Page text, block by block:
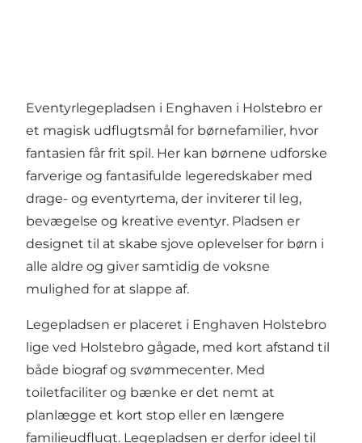
Eventyrlegepladsen i Enghaven i Holstebro er
et magisk udflugtsmål for børnefamilier, hvor
fantasien får frit spil. Her kan børnene udforske
farverige og fantasifulde legeredskaber med
drage- og eventyrtema, der inviterer til leg,
bevægelse og kreative eventyr. Pladsen er
designet til at skabe sjove oplevelser for børn i
alle aldre og giver samtidig de voksne
mulighed for at slappe af.
Legepladsen er placeret i Enghaven Holstebro
lige ved Holstebro gågade, med kort afstand til
både biograf og svømmecenter. Med
toiletfaciliter og bænke er det nemt at
planlægge et kort stop eller en længere
familieudflugt. Legepladsen er derfor ideel til